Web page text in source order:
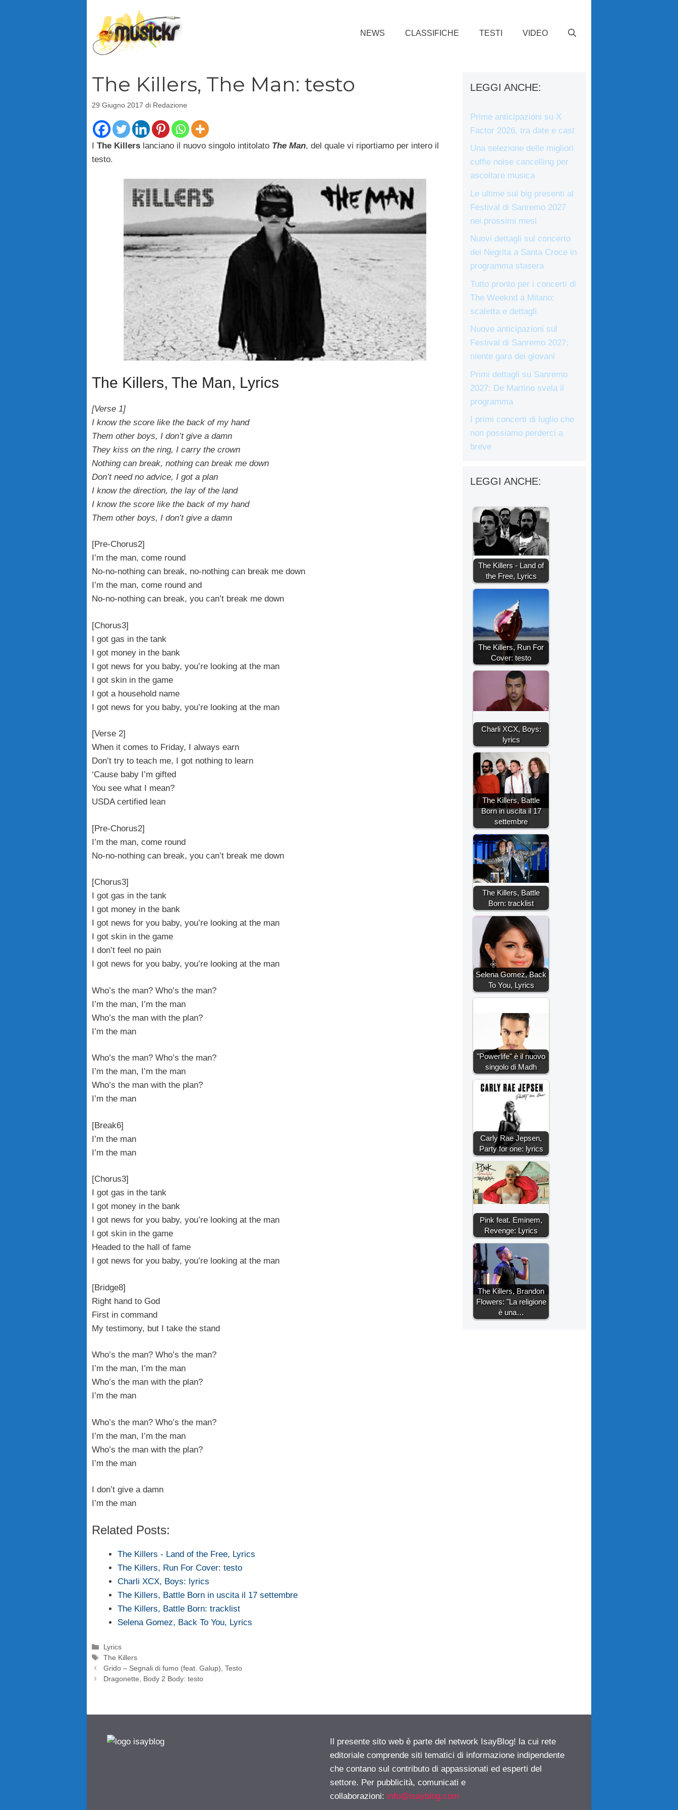
NEWS CLASSIFICHE TESTI VIDEO
The Killers, The Man: testo
29 Giugno 2017 di Redazione
I The Killers lanciano il nuovo singolo intitolato The Man, del quale vi riportiamo per intero il
testo.
The Killers, The Man, Lyrics
[Verse 1]
I know the score like the back of my hand
Them other boys, I don’t give a damn
They kiss on the ring, I carry the crown
Nothing can break, nothing can break me down
Don’t need no advice, I got a plan
I know the direction, the lay of the land
I know the score like the back of my hand
Them other boys, I don’t give a damn
[Pre-Chorus2]
I’m the man, come round
No-no-nothing can break, no-nothing can break me down
I’m the man, come round and
No-no-nothing can break, you can’t break me down
[Chorus3]
I got gas in the tank
I got money in the bank
I got news for you baby, you’re looking at the man
I got skin in the game
I got a household name
I got news for you baby, you’re looking at the man
[Verse 2]
When it comes to Friday, I always earn
Don’t try to teach me, I got nothing to learn
‘Cause baby I’m gifted
You see what I mean?
USDA certified lean
[Pre-Chorus2]
I’m the man, come round
No-no-nothing can break, you can’t break me down
[Chorus3]
I got gas in the tank
I got money in the bank
I got news for you baby, you’re looking at the man
I got skin in the game
I don’t feel no pain
I got news for you baby, you’re looking at the man
Who’s the man? Who’s the man?
I’m the man, I’m the man
Who’s the man with the plan?
I’m the man
Who’s the man? Who’s the man?
I’m the man, I’m the man
Who’s the man with the plan?
I’m the man
[Break6]
I’m the man
I’m the man
[Chorus3]
I got gas in the tank
I got money in the bank
I got news for you baby, you’re looking at the man
I got skin in the game
Headed to the hall of fame
I got news for you baby, you’re looking at the man
[Bridge8]
Right hand to God
First in command
My testimony, but I take the stand
Who’s the man? Who’s the man?
I’m the man, I’m the man
Who’s the man with the plan?
I’m the man
Who’s the man? Who’s the man?
I’m the man, I’m the man
Who’s the man with the plan?
I’m the man
I don’t give a damn
I’m the man
Related Posts:
The Killers - Land of the Free, Lyrics
The Killers, Run For Cover: testo
Charli XCX, Boys: lyrics
The Killers, Battle Born in uscita il 17 settembre
The Killers, Battle Born: tracklist
Selena Gomez, Back To You, Lyrics
Categorie
Lyrics
Tag
The Killers
Grido – Segnali di fumo (feat. Galup), Testo
Dragonette, Body 2 Body: testo
LEGGI ANCHE:
Prime anticipazioni su X
Factor 2026, tra date e cast
Una selezione delle migliori
cuffie noise cancelling per
ascoltare musica
Le ultime sui big presenti al
Festival di Sanremo 2027
nei prossimi mesi
Nuovi dettagli sul concerto
dei Negrita a Santa Croce in
programma stasera
Tutto pronto per i concerti di
The Weeknd a Milano:
scaletta e dettagli
Nuove anticipazioni sul
Festival di Sanremo 2027:
niente gara dei giovani
Primi dettagli su Sanremo
2027: De Martino svela il
programma
I primi concerti di luglio che
non possiamo perderci a
breve
LEGGI ANCHE:
The Killers - Land of
the Free, Lyrics
The Killers, Run For
Cover: testo
Charli XCX, Boys:
lyrics
The Killers, Battle
Born in uscita il 17
settembre
The Killers, Battle
Born: tracklist
Selena Gomez, Back
To You, Lyrics
"Powerlife" è il nuovo
singolo di Madh
Carly Rae Jepsen,
Party for one: lyrics
Pink feat. Eminem,
Revenge: Lyrics
The Killers, Brandon
Flowers: "La religione
è una…
Il presente sito web è parte del network IsayBlog! la cui rete
editoriale comprende siti tematici di informazione indipendente
che contano sul contributo di appassionati ed esperti del
settore. Per pubblicità, comunicati e
collaborazioni: info@isayblog.com